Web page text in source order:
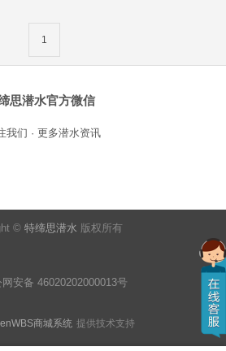
1
思潜水官方微信
我们 · 更多潜水资讯
© 特缔思潜水 版权所有
安备 46020202000013号
商城系统 提供技术支持